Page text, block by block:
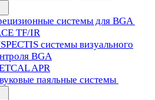
системы для BGA
TF/IR
системы визуального
BGA
APR
паяльные системы